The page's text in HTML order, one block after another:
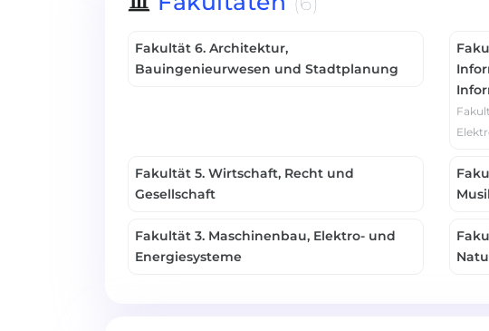
Fakultät 6. Architektur,
Bauingenieurwesen und Stadtplanung
Fakultät 5. Wirtschaft, Recht und
Gesellschaft
Fakultät 3. Maschinenbau, Elektro- und
Energiesysteme